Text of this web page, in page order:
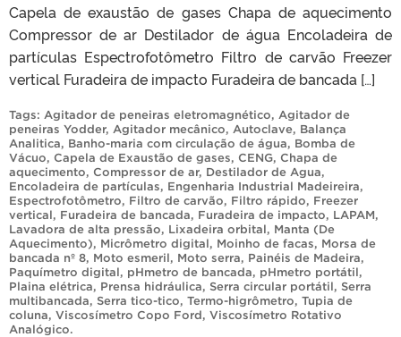
Capela de exaustão de gases Chapa de aquecimento
Compressor de ar Destilador de água Encoladeira de
partículas Espectrofotômetro Filtro de carvão Freezer
vertical Furadeira de impacto Furadeira de bancada […]
Tags: Agitador de peneiras eletromagnético, Agitador de
peneiras Yodder, Agitador mecânico, Autoclave, Balança
Analitica, Banho-maria com circulação de água, Bomba de
Vácuo, Capela de Exaustão de gases, CENG, Chapa de
aquecimento, Compressor de ar, Destilador de Agua,
Encoladeira de partículas, Engenharia Industrial Madeireira,
Espectrofotômetro, Filtro de carvão, Filtro rápido, Freezer
vertical, Furadeira de bancada, Furadeira de impacto, LAPAM,
Lavadora de alta pressão, Lixadeira orbital, Manta (De
Aquecimento), Micrômetro digital, Moinho de facas, Morsa de
bancada nº 8, Moto esmeril, Moto serra, Painéis de Madeira,
Paquímetro digital, pHmetro de bancada, pHmetro portátil,
Plaina elétrica, Prensa hidráulica, Serra circular portátil, Serra
multibancada, Serra tico-tico, Termo-higrômetro, Tupia de
coluna, Viscosímetro Copo Ford, Viscosímetro Rotativo
Analógico.